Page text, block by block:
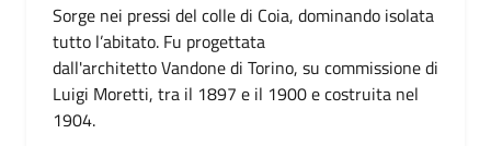
Sorge nei pressi del colle di Coia, dominando isolata
tutto l’abitato. Fu progettata
dall'architetto Vandone di Torino, su commissione di
Luigi Moretti, tra il 1897 e il 1900 e costruita nel
1904.